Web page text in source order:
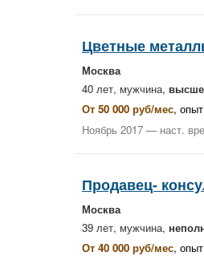
Цветные
Москва
40 лет, мужчина,
От 50 000 руб/мес,
Ноябрь 2017 — наст.
Продавец-
Москва
39 лет, мужчина,
От 40 000 руб/мес,